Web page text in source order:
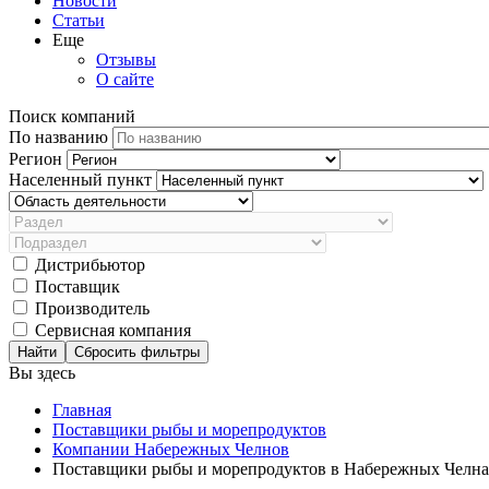
Статьи
Еще
Отзывы
О сайте
Поиск компаний
По названию
Регион
Населенный пункт
Дистрибьютор
Поставщик
Производитель
Сервисная компания
Сбросить фильтры
Вы здесь
Главная
Поставщики рыбы и морепродуктов
Компании Набережных Челнов
Поставщики рыбы и морепродуктов в Набережных